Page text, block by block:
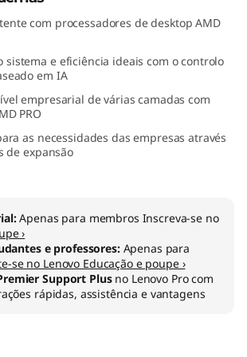
com processadores de desktop AMD
sistema e eficiência ideais com o controlo
em IA
empresarial de várias camadas com
PRO
as necessidades das empresas através
de expansão
Apenas para membros Inscreva-se no
›
e professores: Apenas para
se no Lenovo Educação e poupe ›
Support Plusno Lenovo Pro com
rápidas, assistência e vantagens